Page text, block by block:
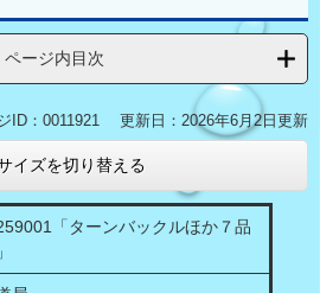
ページ内目次
ID：0011921 更新日：2026年6月2日更新
イズを切り替える
「ターンバックルほか７品